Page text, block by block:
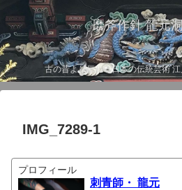
磨斧作針 龍元
古の昔より伝わる日本の伝統芸術
IMG_7289-1
プロフィール
刺青師・ 龍元